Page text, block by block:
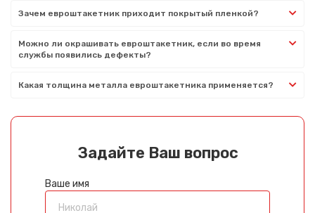
Зачем евроштакетник приходит покрытый пленкой?
Можно ли окрашивать евроштакетник, если во время
службы появились дефекты?
Какая толщина металла евроштакетника применяется?
Задайте Ваш вопрос
Ваше имя